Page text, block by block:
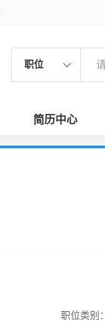
职位
简历中心
职位类别：